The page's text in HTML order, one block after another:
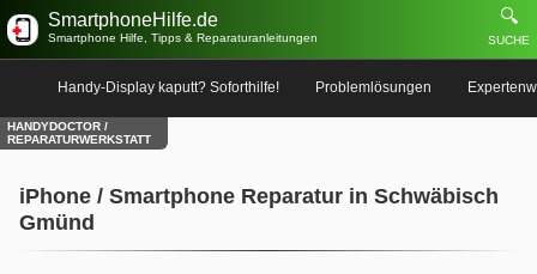
SmartphoneHilfe.de
Smartphone Hilfe, Tipps & Reparaturanleitungen
🔍
SUCHE
Handy-Display kaputt? Soforthilfe! Problemlösungen
HANDYDOCTOR /
REPARATURWERKSTATT
iPhone / Smartphone Reparatur in Schwäbisch
Gmünd